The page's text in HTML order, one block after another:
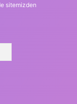
sitemizden